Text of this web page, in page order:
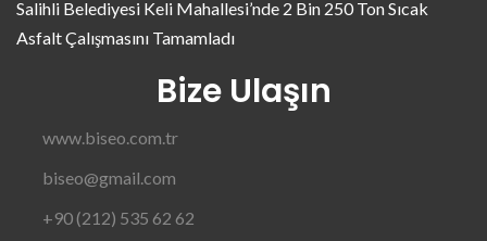
Salihli Belediyesi Keli Mahallesi’nde 2 Bin 250 Ton Sıcak
Asfalt Çalışmasını Tamamladı
Bize Ulaşın
www.biseo.com.tr
biseo@gmail.com
+90 (212) 535 62 62